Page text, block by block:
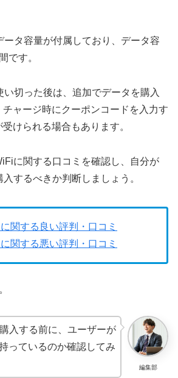
ータ容量が付属しており、データ容
です。
い切った後は、追加でデータを購入
チャージ時にクーポンコードを入力す
けられる場合もあります。
に関する口コミを確認し、自分が
するべきか判断しましょう。
関する良い評判・口コミ
関する悪い評判・口コミ
編集部
入する前に、ユーザーが
っているのか確認してみ